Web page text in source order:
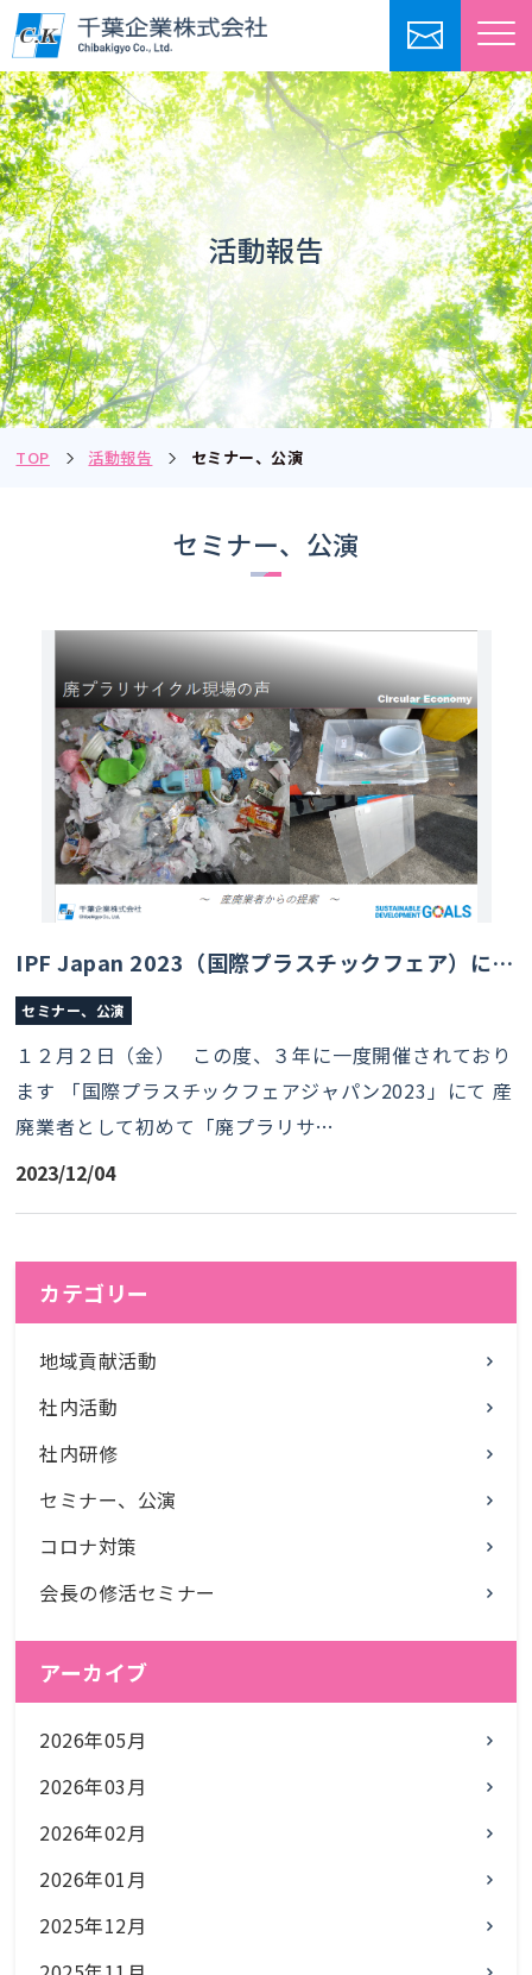
活動報告
TOP 活動報告 セミナー、公演
カテゴリー
地域貢献活動
社内活動
社内研修
セミナー、公演
コロナ対策
会長の修活セミナー
アーカイブ
2026年05月
2026年03月
2026年02月
2026年01月
2025年12月
セミナー、公演
IPF Japan 2023（国際プラスチックフェア）にて公演させて頂きました。
セミナー、公演
１２月２日（金） この度、３年に一度開催されており
ます 「国際プラスチックフェアジャパン2023」にて 産
廃業者として初めて「廃プラリサ…
2023/12/04